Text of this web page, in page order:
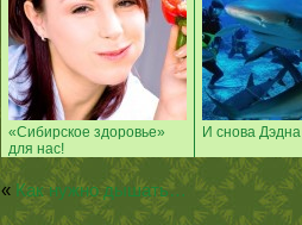
«Сибирское здоровье»
для нас!
И снова
« Как нужно дышать…